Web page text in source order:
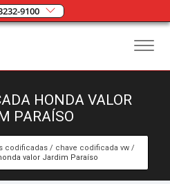
9100
HONDA VALOR
PARAÍSO
codificadas
chave codificada vw
valor Jardim Paraíso